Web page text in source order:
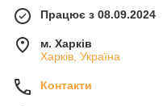
Працює з 08.09.2024
м. Харків
Харків, Україна
Контакти